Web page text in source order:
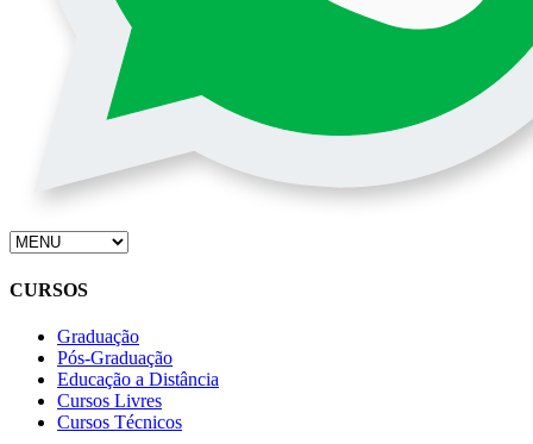
CURSOS
Graduação
Pós-Graduação
Educação a Distância
Cursos Livres
Cursos Técnicos